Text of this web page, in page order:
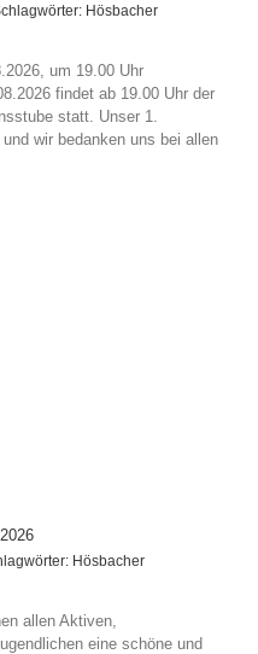
Hösbacher
um 19.00 Uhr
findet ab 19.00 Uhr der
statt. Unser 1.
wir bedanken uns bei allen
Hösbacher
allen Aktiven,
eine schöne und